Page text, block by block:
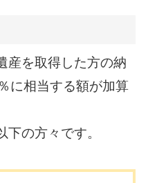
産を取得した方の納
に相当する額が加算
の方々です。